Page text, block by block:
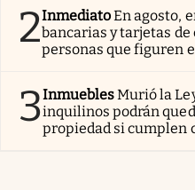
2InmediatoEn agosto,
bancarias y tarjetas de
personas que figuren
3InmueblesMurió la
inquilinos podrán
propiedad si cumplen